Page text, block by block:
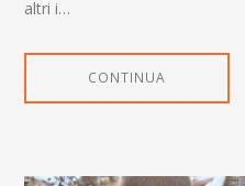
altri i…
CONTINUA